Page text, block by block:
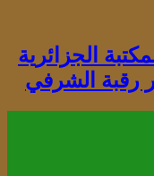
الجزائرية
رقبة الشرفي